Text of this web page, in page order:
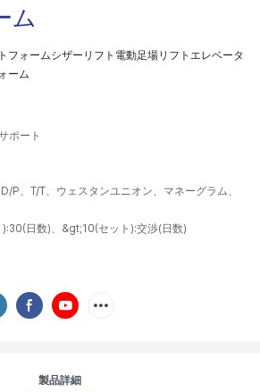
ム
フォームシザーリフト電動足場リフトエレベータ
ーム
ポート
P、T/T、ウェスタンユニオン、マネーグラム、
):30(日数)、&gt;10(セット):交渉(日数)
製品詳細